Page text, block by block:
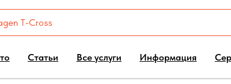
Статьи Все услуги Информация